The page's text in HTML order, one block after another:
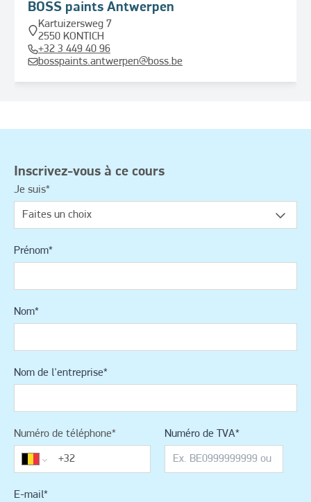
BOSS paints Antwerpen
Kartuizersweg 7
2550 KONTICH
+32 3 449 40 96
bosspaints.antwerpen@boss.be
Inscrivez-vous à ce cours
Je suis*
Prénom*
Nom*
Nom de l'entreprise*
Numéro de téléphone* Numéro de TVA*
E-mail*